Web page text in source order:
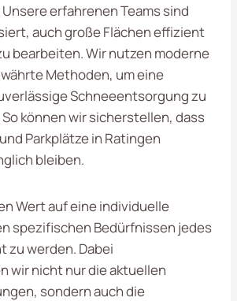
erfahrenen Teams sind
auch große Flächen effizient
bearbeiten. Wir nutzen moderne
Methoden, um eine
Schneeentsorgung zu
können wir sicherstellen, dass
Parkplätze in Ratingen
bleiben.
Wert auf eine individuelle
spezifischen Bedürfnissen jedes
zu werden. Dabei
wir nicht nur die aktuellen
sondern auch die